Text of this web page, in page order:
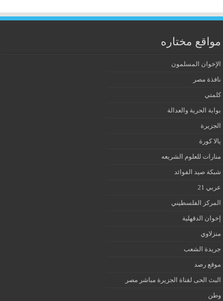
مواقع مختاره
الإخوان المسلمون
نافذة مصر
كلمتي
بوابة الحرية والعدالة
الجزيرة
يالا كورة
منارات للعلوم الشريعه
شبكة صيد الفوائد
عربي 21
المركز الفلسطيني
إخوان الدقهلية
منزلاوي
جريدة الشعب
موقع رصد
البث الحى لقناة الجزيرة مباشر مصر
وطن